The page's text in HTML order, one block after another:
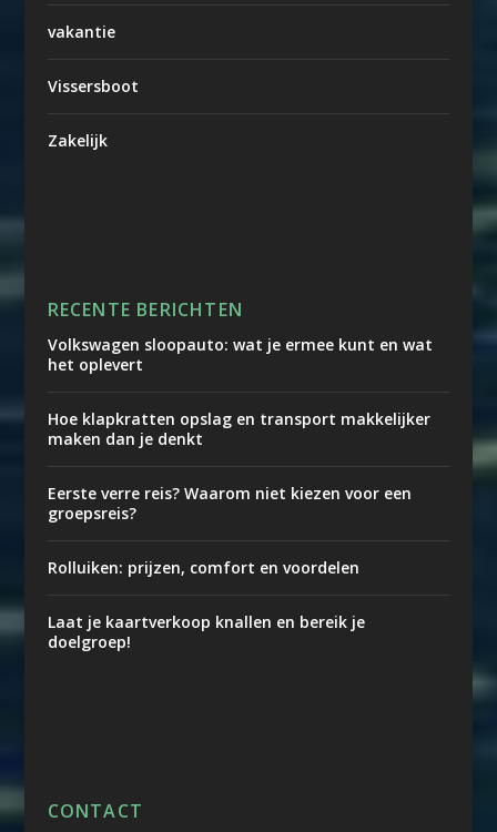
vakantie
Vissersboot
Zakelijk
RECENTE BERICHTEN
Volkswagen sloopauto: wat je ermee kunt en wat
het oplevert
Hoe klapkratten opslag en transport makkelijker
maken dan je denkt
Eerste verre reis? Waarom niet kiezen voor een
groepsreis?
Rolluiken: prijzen, comfort en voordelen
Laat je kaartverkoop knallen en bereik je
doelgroep!
CONTACT